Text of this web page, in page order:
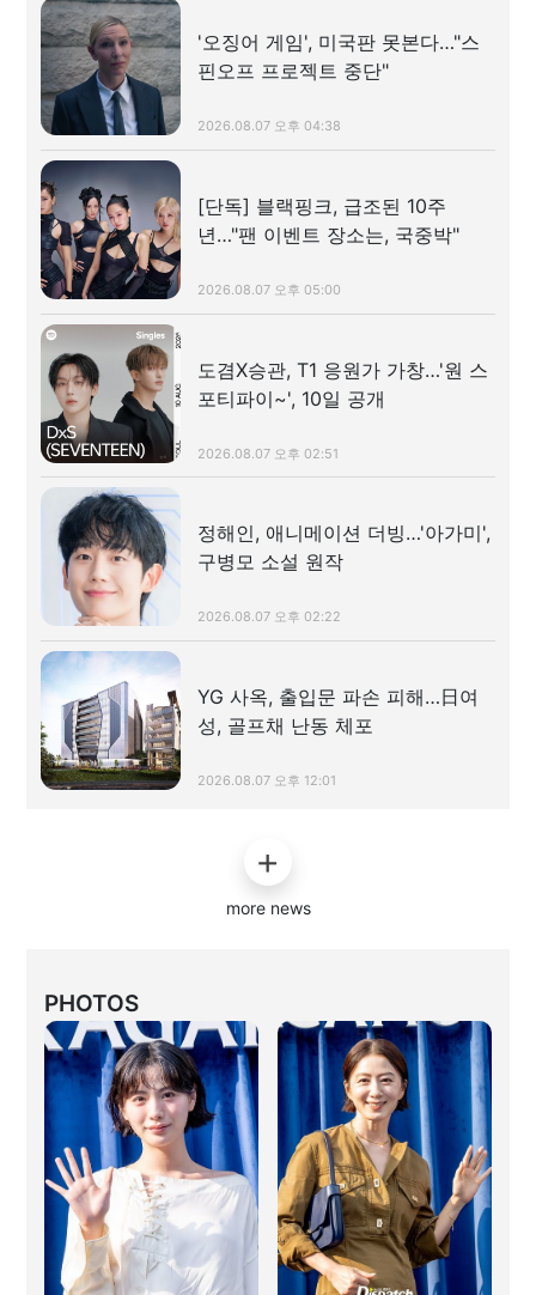
'오징어 게임', 미국판 못본다…"스
핀오프 프로젝트 중단"
2026.08.07 오후 04:38
[단독] 블랙핑크, 급조된 10주
년…"팬 이벤트 장소는, 국중박"
2026.08.07 오후 05:00
도겸X승관, T1 응원가 가창…'원 스
포티파이~', 10일 공개
2026.08.07 오후 02:51
정해인, 애니메이션 더빙…'아가미',
구병모 소설 원작
2026.08.07 오후 02:22
YG 사옥, 출입문 파손 피해…日여
성, 골프채 난동 체포
2026.08.07 오후 12:01
more news
PHOTOS